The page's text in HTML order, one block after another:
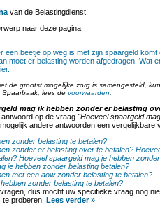
van de Belastingdienst.
naar deze pagina:
een beetje op weg is met zijn spaargeld
moet er belasting worden afgedragen. Wat
de grootst mogelijke zorg is samengesteld,
lees de voorwaarden
mag ik hebben zonder er belasting
op de vraag "Hoeveel spaargeld
andere antwoorden een vergelijkbare
zonder belasting te betalen?
zonder er belasting over te betalen?
Hoeveel spaargeld mag je hebben
je hebben zonder belasting betalen?
met een aow zonder belasting te betalen?
zonder belasting te betalen?
dus mocht uw specifieke vraag nog
proberen. Lees verder »